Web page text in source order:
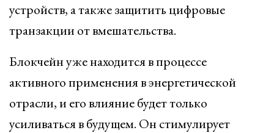
устройств, а также защитить цифровые
транзакции от вмешательства.
Блокчейн уже находится в процессе
активного применения в энергетической
отрасли, и его влияние будет только
усиливаться в будущем. Он стимулирует